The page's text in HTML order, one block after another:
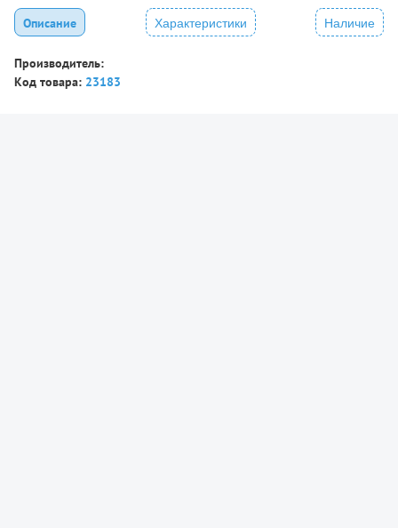
Описание Характеристики Наличие
Производитель:
Код товара: 23183